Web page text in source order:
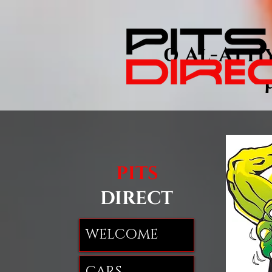
Ο Al-
PITS
DIRECT
WELCOME